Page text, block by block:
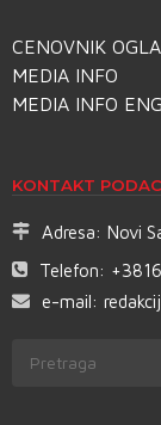
CENOVNIK
MEDIA INFO
MEDIA INFO
KONTAKT
Adresa: Novi
Telefon:
e-mail: